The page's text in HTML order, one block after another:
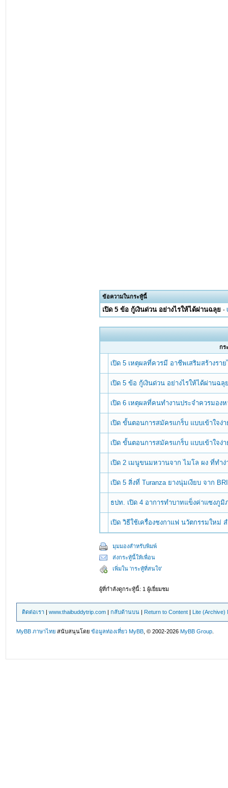
ข้อความในกระทู้นี้
เปิด 5 ข้อ กู้เงินด่วน อย่างไรให้ได้ผ่านฉลุย -
กร
เปิด 5 เหตุผลที่ควรมี อาชีพเสริมสร้างรา
เปิด 5 ข้อ กู้เงินด่วน อย่างไรให้ได้ผ่านฉลุ
เปิด 6 เหตุผลที่คนทำงานประจำควรมอง
เปิด ขั้นตอนการสมัครแกร็บ แบบเข้าใจง่
เปิด ขั้นตอนการสมัครแกร็บ แบบเข้าใจง่
เปิด 2 เมนูขนมหวานจาก ไมโล ผง ที่ทำ
เปิด 5 สิ่งที่ Turanza ยางนุ่มเงียบ จาก
ธปท. เปิด 4 อาการทำบาทแข็งค่าแซงภูมิ
เปิด วิธีใช้เครื่องชงกาแฟ นวัตกรรมให
มุมมองสำหรับพิมพ์
ส่งกระทู้นี้ให้เพื่อน
เพิ่มใน 'กระทู้ที่สนใจ'
ผู้ที่กำลังดูกระทู้นี้: 1 ผู้เยี่ยมชม
ติดต่อเรา |www.thaibuddytrip.com |กลับด้านบน | Return to Content | Lite (Archive)
MyBB ภาษาไทย สนับสนุนโดยข้อมูลท่องเที่ยว MyBB , © 2002-2026MyBB Group